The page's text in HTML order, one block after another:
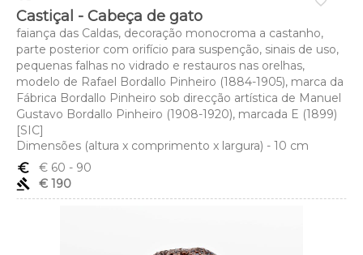
Castiçal - Cabeça de gato
faiança das Caldas, decoração monocroma a castanho,
parte posterior com orifício para suspenção, sinais de uso,
pequenas falhas no vidrado e restauros nas orelhas,
modelo de Rafael Bordallo Pinheiro (1884-1905), marca da
Fábrica Bordallo Pinheiro sob direcção artística de Manuel
Gustavo Bordallo Pinheiro (1908-1920), marcada E (1899)
[SIC]
Dimensões (altura x comprimento x largura) - 10 cm
euro_symbol
€ 60 - 90
gavel
€ 190